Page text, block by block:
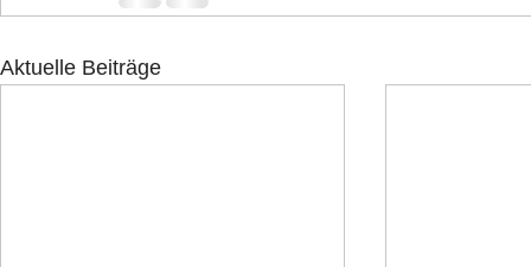
Aktuelle Beiträge